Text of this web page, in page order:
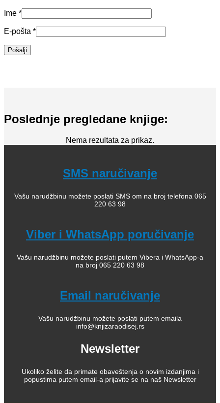
Ime *
E-pošta *
Poslednje pregledane knjige:
Nema rezultata za prikaz.
SMS naručivanje
Vašu narudžbinu možete poslati SMS om na broj telefona 065
220 63 98
Viber i WhatsApp poručivanje
Vašu narudžbinu možete poslati putem Vibera i WhatsApp-a
na broj 065 220 63 98
Email naručivanje
Vašu narudžbinu možete poslati putem emaila
info@knjizaraodisej.rs
Newsletter
Ukoliko želite da primate obaveštenja o novim izdanjima i
popustima putem email-a prijavite se na naš Newsletter